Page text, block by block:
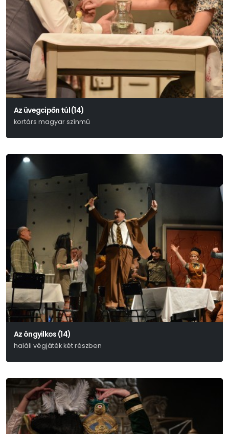
Az üvegcipőn túl (14)
kortárs magyar színmű
Az öngyilkos (14)
haláli végjáték két részben